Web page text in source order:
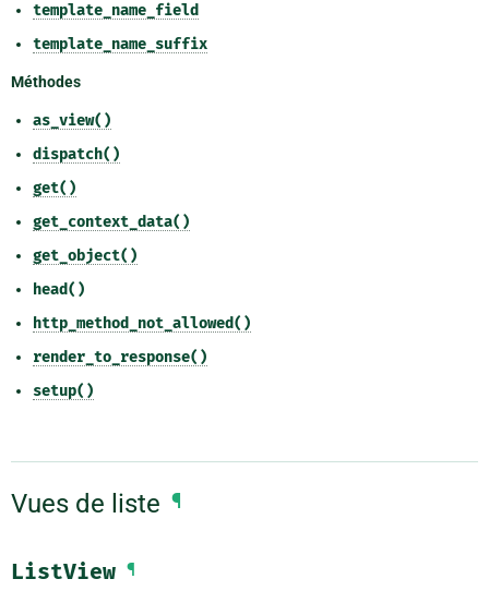
template_name_field
template_name_suffix
Méthodes
as_view()
dispatch()
get()
get_context_data()
get_object()
head()
http_method_not_allowed()
render_to_response()
setup()
Vues de liste ¶
ListView ¶